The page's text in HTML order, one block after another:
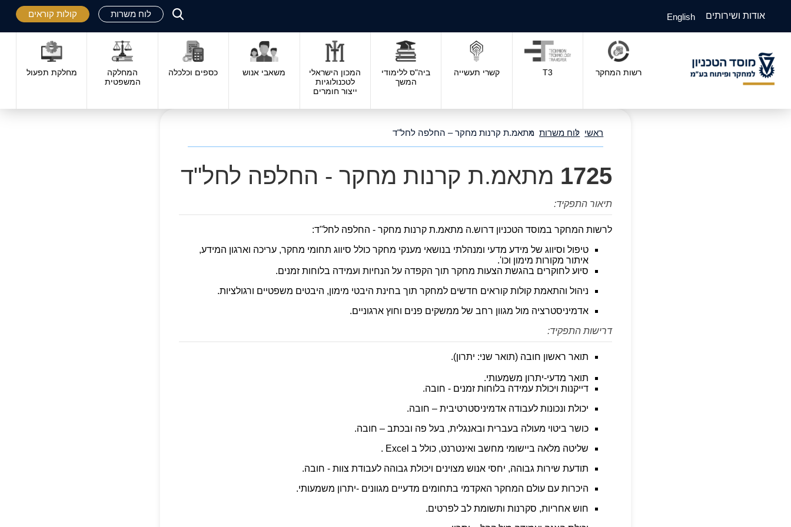
אודות ושירותים English פתח
סגור לוח משרות קולות קוראים
רשות המחקר T3 קשרי תעשייה
ביה"ס ללימודי
המשך
המכון הישראלי
לטכנולוגיות
ייצור חומרים
משאבי אנוש כספים וכלכלה
המחלקה
המשפטית
מחלקת תפעול
ראשי לוח משרות מתאמ.ת קרנות מחקר – החלפה לחל"ד
1725 מתאמ.ת קרנות מחקר - החלפה לחל"ד
תיאור התפקיד:
לרשות המחקר במוסד הטכניון דרוש.ה מתאמ.ת קרנות מחקר - החלפה לחל"ד:
טיפול וסיווג של מידע מדעי ומנהלתי בנושאי מענקי מחקר כולל סיווג תחומי מחקר, עריכה וארגון המידע,
איתור מקורות מימון וכו'.
סיוע לחוקרים בהגשת הצעות מחקר תוך הקפדה על הנחיות ועמידה בלוחות זמנים.
ניהול והתאמת קולות קוראים חדשים למחקר תוך בחינת היבטי מימון, היבטים משפטיים ורגולציות.
אדמיניסטרציה מול מגוון רחב של ממשקים פנים וחוץ ארגוניים.
דרישות התפקיד:
תואר ראשון חובה (תואר שני: יתרון).
תואר מדעי-יתרון משמעותי.
דייקנות ויכולת עמידה בלוחות זמנים - חובה.
יכולת ונכונות לעבודה אדמיניסטרטיבית – חובה.
כושר ביטוי מעולה בעברית ובאנגלית, בעל פה ובכתב – חובה.
שליטה מלאה ביישומי מחשב ואינטרנט, כולל ב Excel .
תודעת שירות גבוהה, יחסי אנוש מצוינים ויכולת גבוהה לעבודת צוות - חובה.
היכרות עם עולם המחקר האקדמי בתחומים מדעיים מגוונים -יתרון משמעותי.
חוש אחריות, סקרנות ותשומת לב לפרטים.